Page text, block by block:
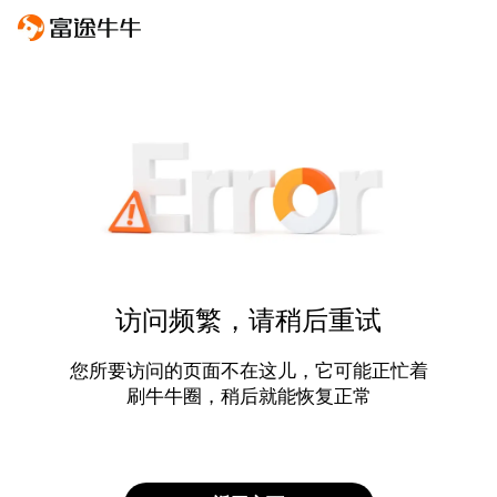
访问频繁，请稍后重试
您所要访问的页面不在这儿，它可能正忙着
刷牛牛圈，稍后就能恢复正常